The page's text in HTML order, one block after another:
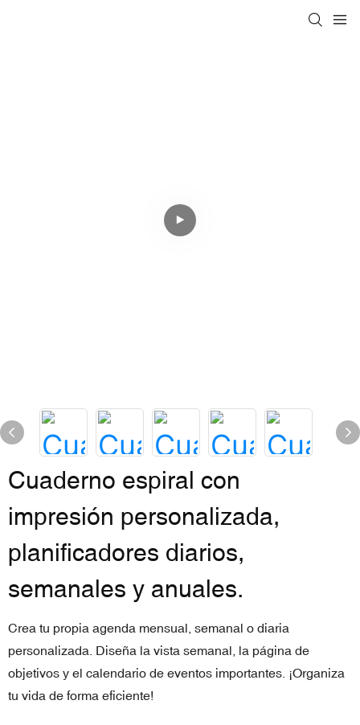
Cuaderno espiral con
impresión personalizada,
planificadores diarios,
semanales y anuales.
Crea tu propia agenda mensual, semanal o diaria
personalizada. Diseña la vista semanal, la página de
objetivos y el calendario de eventos importantes. ¡Organiza
tu vida de forma eficiente!